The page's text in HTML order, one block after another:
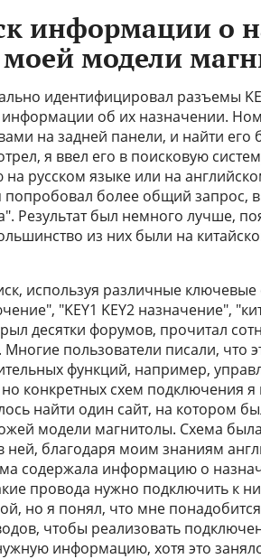
информации о
модели
идентифицировал разъемы
информации об их назначении.
на задней панели, и найти его
я ввел его в поисковую
русском языке или на
попробовал более общий
Результат был немного лучше,
из них были на
используя различные
"KEY1 KEY2 назначение",
десятки форумов, прочитал
Многие пользователи писали, что
функций, например,
конкретных схем подключения
найти один сайт, на котором
модели магнитолы. Схема
ней, благодаря моим знаниям
содержала информацию о
провода нужно подключить к
но я понял, что мне
чтобы реализовать
информацию, хотя это